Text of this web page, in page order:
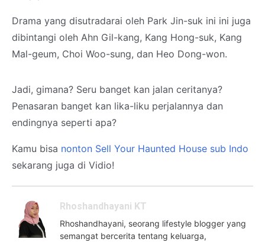
Drama yang disutradarai oleh Park Jin-suk ini ini juga
dibintangi oleh Ahn Gil-kang, Kang Hong-suk, Kang
Mal-geum, Choi Woo-sung, dan Heo Dong-won.
Jadi, gimana? Seru banget kan jalan ceritanya?
Penasaran banget kan lika-liku perjalannya dan
endingnya seperti apa?
Kamu bisa nonton Sell Your Haunted House sub Indo
sekarang juga di Vidio!
Rhoshandhayani KT
Rhoshandhayani, seorang lifestyle blogger yang
semangat bercerita tentang keluarga,